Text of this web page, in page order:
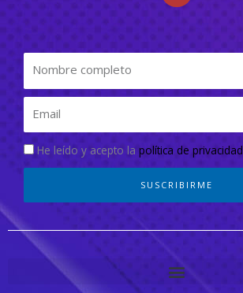
He leído y acepto la política de privacidad
SUSCRIBIRME